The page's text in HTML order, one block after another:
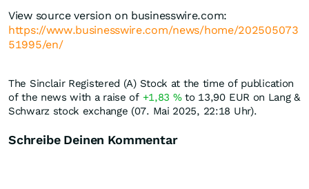
View source version on businesswire.com:
https://www.businesswire.com/news/home/202505073
51995/en/
The Sinclair Registered (A) Stock at the time of publication
of the news with a raise of +1,83 %to 13,90 EUR on Lang &
Schwarz stock exchange (07. Mai 2025, 22:18 Uhr).
Schreibe Deinen Kommentar